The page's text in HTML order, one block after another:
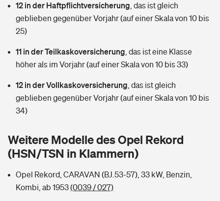
Wer versichert was: Jetzt Versicherer finden
Sie haben Fragen?
Mietkautionsversicherung
Restkreditversicherung
Tools
Hochwasser-Check: Wie gefährdet ist Ihr Haus?
Sie haben Fragen?
Kinderinvalidität
Hundehalter-Haftpflicht
Handyversicherung
Private Cyberversicherung
Zur Übersicht
Tierkrankenversicherung
Zur Übersicht
Tools
Wer versichert was: Jetzt Versicherer finden
Rentenrechner: Wie viel Geld bekomme ich im Alter?
12 in der Haftpflichtversicherung das ist gleich
geblieben gegenüber Vorjahr (auf einer Skala von 10 bis
25)
11 in der Teilkaskoversicherung das ist eine Klasse
höher als im Vorjahr (auf einer Skala von 10 bis 33)
12 in der Vollkaskoversicherung das ist gleich
geblieben gegenüber Vorjahr (auf einer Skala von 10 bis
34)
Weitere Modelle des Opel Rekord
(HSN/TSN in Klammern)
Opel Rekord, CARAVAN (BJ.53-57), 33 kW, Benzin,
Kombi, ab 1953(0039 / 027)